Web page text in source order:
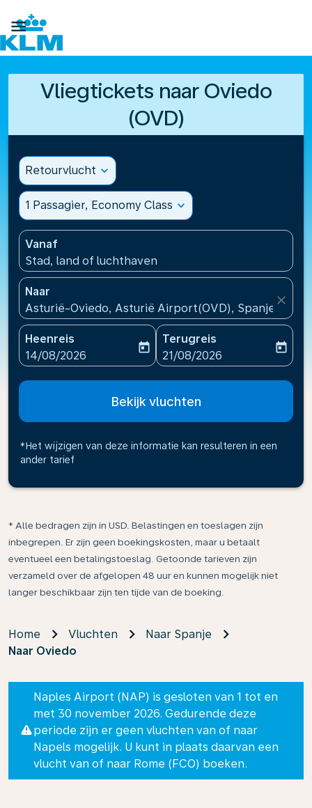

Vliegtickets naar Oviedo
(OVD)
Retourvlucht expand_more
1 Passagier, Economy Class expand_more
Vanaf
Stad, land of luchthaven
Naar
Asturië-Oviedo, Asturië Airport(OVD), Spanje
close
Heenreis
fc-booking-departure-date-aria-label
14/08/2026
today
Terugreis
fc-booking-return-date-
21/08/2026
today
Bekijk vluchten
*Het wijzigen van deze informatie kan resulteren in een
ander tarief
* Alle bedragen zijn in USD. Belastingen en toeslagen zijn
inbegrepen. Er zijn geen boekingskosten, maar u betaalt
eventueel een betalingstoeslag. Getoonde tarieven zijn
verzameld over de afgelopen 48 uur en kunnen mogelijk niet
langer beschikbaar zijn ten tijde van de boeking.
Home Vluchten
Naar Spanje
Naar Oviedo
Naples Airport (NAP) is gesloten van 1 tot en
met 30 november 2026. Gedurende deze
periode zijn er geen vluchten van of naar
Napels mogelijk. U kunt in plaats daarvan een
vlucht van of naar Rome (FCO) boeken.